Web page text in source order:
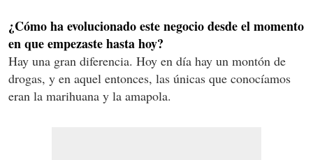
¿Cómo ha evolucionado este negocio desde el momento
en que empezaste hasta hoy?
Hay una gran diferencia. Hoy en día hay un montón de
drogas, y en aquel entonces, las únicas que conocíamos
eran la marihuana y la amapola.